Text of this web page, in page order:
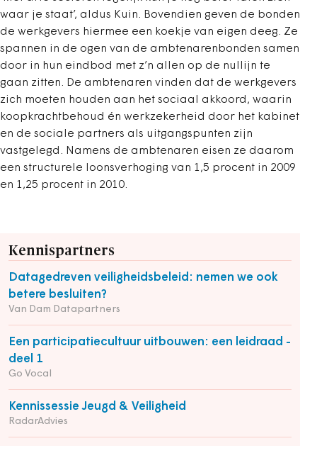
waar je staat’, aldus Kuin. Bovendien geven de bonden
de werkgevers hiermee een koekje van eigen deeg. Ze
spannen in de ogen van de ambtenarenbonden samen
door in hun eindbod met z’n allen op de nullijn te
gaan zitten. De ambtenaren vinden dat de werkgevers
zich moeten houden aan het sociaal akkoord, waarin
koopkrachtbehoud én werkzekerheid door het kabinet
en de sociale partners als uitgangspunten zijn
vastgelegd. Namens de ambtenaren eisen ze daarom
een structurele loonsverhoging van 1,5 procent in 2009
en 1,25 procent in 2010.
Kennispartners
Datagedreven veiligheidsbeleid: nemen we ook
betere besluiten?
Van Dam Datapartners
Een participatiecultuur uitbouwen: een leidraad -
deel 1
Go Vocal
Kennissessie Jeugd & Veiligheid
RadarAdvies